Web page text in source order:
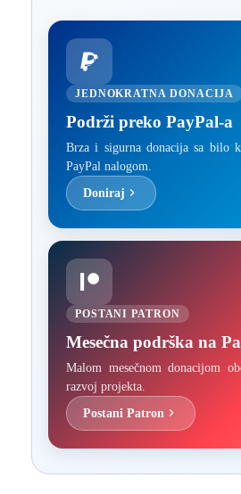
JEDNOKRATNA DONACIJA
Podrži preko PayPal-a
Brza i sigurna donacija sa bilo
PayPal nalogom.
Doniraj
POSTANI PATRON
Mesečna podrška na
Malom mesečnom donacijom
razvoj projekta.
Postani Patron